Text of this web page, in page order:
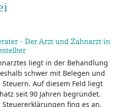
- Der Arzt und Zahnarzt in
liegt in der Behandlung
schwer mit Belegen und
Auf diesem Feld liegt
seit 90 Jahren begründet.
fing es an.